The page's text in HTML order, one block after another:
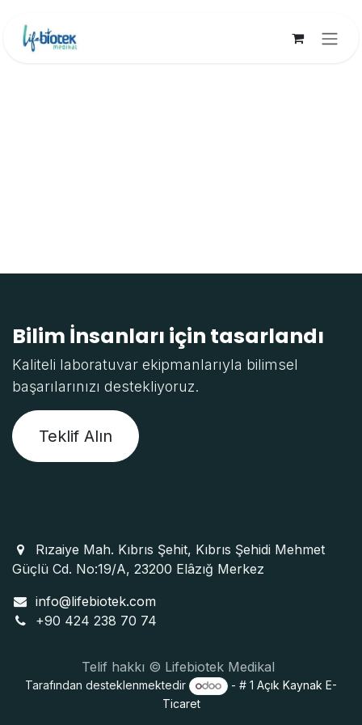
Bilim İnsanları için tasarlandı
Kaliteli laboratuvar ekipmanlarıyla bilimsel
başarılarınızı destekliyoruz.
Teklif Alın
Rızaiye Mah. Kıbrıs Şehit, Kıbrıs Şehidi Mehmet
Güçlü Cd. No:19/A, 23200 Elâzığ Merkez
info@lifebiotek.com
+90 424 238 70 74
Telif hakkı © Lifebiotek Medikal
Tarafından desteklenmektedir - # 1Açık Kaynak E-
Ticaret